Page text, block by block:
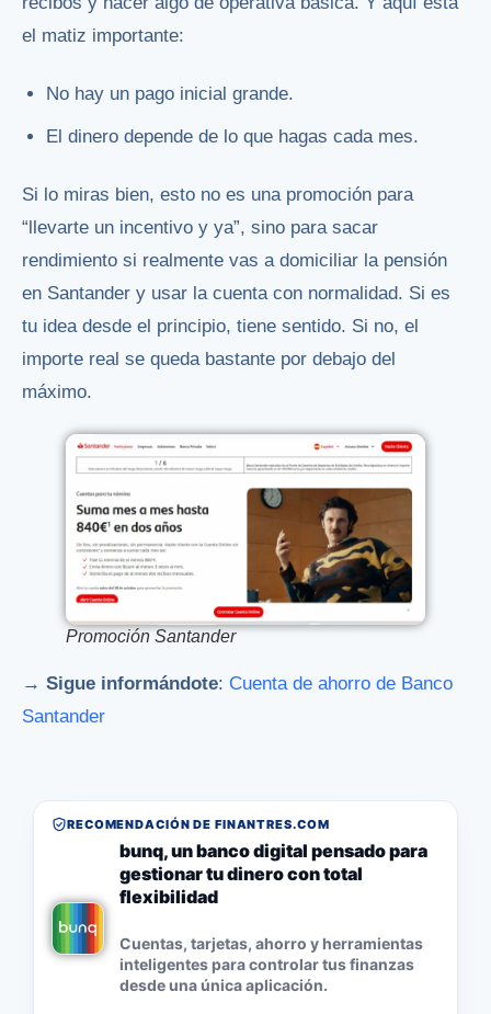
el matiz importante:
No hay un pago inicial grande.
El dinero depende de lo que hagas cada mes.
Si lo miras bien, esto no es una promoción para
“llevarte un incentivo y ya”, sino para sacar
rendimiento si realmente vas a domiciliar la pensión
en Santander y usar la cuenta con normalidad. Si es
tu idea desde el principio, tiene sentido. Si no, el
importe real se queda bastante por debajo del
máximo.
Promoción Santander
→ Sigue informándote: Cuenta de ahorro de Banco
Santander
RECOMENDACIÓN DE FINANTRES.COM
bunq, un banco digital pensado para
gestionar tu dinero con total
flexibilidad
Cuentas, tarjetas, ahorro y herramientas
inteligentes para controlar tus finanzas
desde una única aplicación.